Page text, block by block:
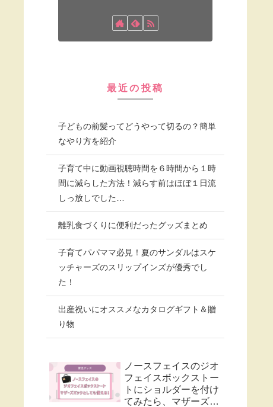
最近の投稿
子どもの前髪ってどうやって切るの？簡単
なやり方を紹介
子育て中に動画視聴時間を６時間から１時
間に減らした方法！減らす前はほぼ１日流
しっ放しでした…
離乳食づくりに便利だったグッズまとめ
子育てパパママ必見！夏のサンダルはスケ
ッチャーズのスリップインズが優秀でし
た！
出産祝いにオススメなカタログギフト＆贈
り物
ノースフェイスのジオ
フェイスボックストー
トにショルダーを付け
てみたら、マザーズバ